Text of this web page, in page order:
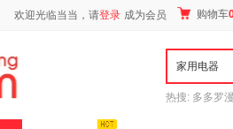
欢迎光临当当，请登录 成为会员 购物车
热搜: 多多罗